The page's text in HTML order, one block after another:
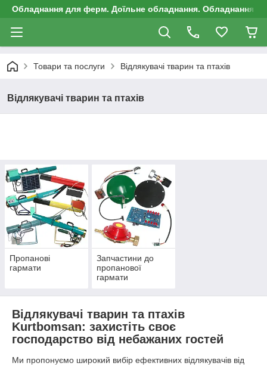
Обладнання для ферм. Доїльне обладнання. Обладнання
Товари та послуги Відлякувачі тварин та птахів
Відлякувачі тварин та птахів
Пропанові
гармати
Запчастини до
пропанової
гармати
Відлякувачі тварин та птахів
Kurtbomsan: захистіть своє
господарство від небажаних гостей
Ми пропонуємо широкий вибір ефективних відлякувачів від